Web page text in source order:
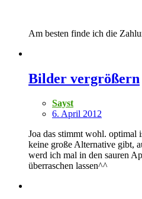
Am besten finde ich die
Bilder vergrößern
Sayst
6. April 2012
Joa das stimmt wohl. optimal
keine große Alternative gibt,
werd ich mal in den sauren
überraschen lassen^^